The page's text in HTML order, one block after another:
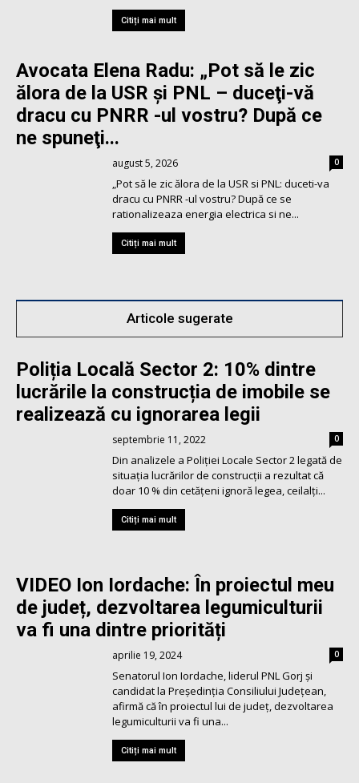
Citiți mai mult
Avocata Elena Radu: „Pot să le zic
ălora de la USR şi PNL – duceţi-vă
dracu cu PNRR -ul vostru? După ce
ne spuneţi...
august 5, 2026 0
„Pot să le zic ălora de la USR si PNL: duceti-va
dracu cu PNRR -ul vostru? După ce se
rationalizeaza energia electrica si ne...
Citiți mai mult
Articole sugerate
Poliția Locală Sector 2: 10% dintre
lucrările la construcția de imobile se
realizează cu ignorarea legii
septembrie 11, 2022 0
Din analizele a Poliției Locale Sector 2 legată de
situația lucrărilor de construcții a rezultat că
doar 10 % din cetățeni ignoră legea, ceilalți...
Citiți mai mult
VIDEO Ion Iordache: În proiectul meu
de județ, dezvoltarea legumiculturii
va fi una dintre priorități
aprilie 19, 2024 0
Senatorul Ion Iordache, liderul PNL Gorj și
candidat la Președinția Consiliului Județean,
afirmă că în proiectul lui de județ, dezvoltarea
legumiculturii va fi una...
Citiți mai mult